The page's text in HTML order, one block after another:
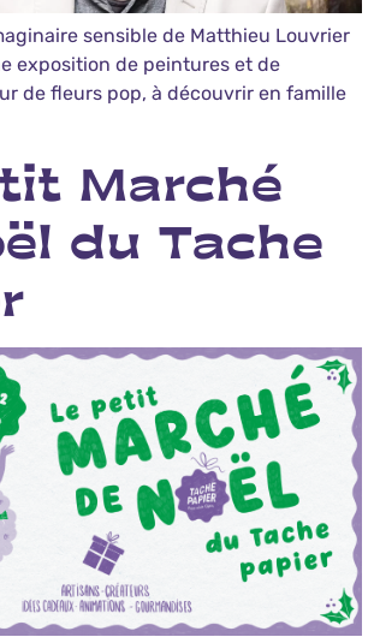
sensible de Matthieu Louvrier
exposition de peintures et de
de fleurs pop, à découvrir en famille
Marché
du Tache